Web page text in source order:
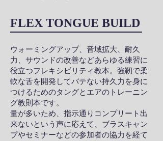
FLEX TONGUE BUILD
ウォーミングアップ、音域拡大、耐久
力、サウンドの改善などあらゆる練習に
役立つフレキシビリティ教本。強靭で柔
軟な舌を開発してバテない持久力を身に
つけるためのタングとエアのトレーニン
グ教則本です。
量が多いため、指示通りコンプリート出
来ないという声に応えて、ブラスキャン
プやセミナーなどの参加者の協力を経て